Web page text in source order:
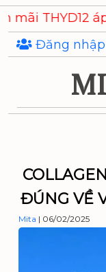
Skip
to
the
content
áp dụng
Đăng nhập
ĐÚNG VỀ
Mita | 06/02/2025